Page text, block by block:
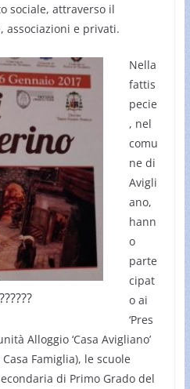
sociale, attraverso il
associazioni e privati.
Nella
fattis
pecie
, nel
comu
ne di
Avigli
ano,
hann
o
parte
cipat
o ai
‘Pres
Alloggio ‘Casa Avigliano’
Famiglia), le scuole
di Primo Grado del